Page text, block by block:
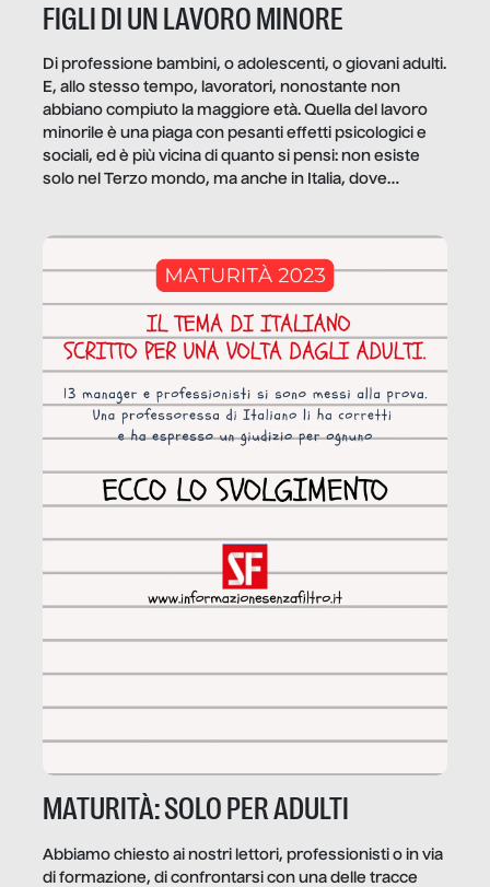
FIGLI DI UN LAVORO MINORE
Di professione bambini, o adolescenti, o giovani adulti.
E, allo stesso tempo, lavoratori, nonostante non
abbiano compiuto la maggiore età. Quella del lavoro
minorile è una piaga con pesanti effetti psicologici e
sociali, ed è più vicina di quanto si pensi: non esiste
solo nel Terzo mondo, ma anche in Italia, dove
MATURITÀ: SOLO PER ADULTI
Abbiamo chiesto ai nostri lettori, professionisti o in via
di formazione, di confrontarsi con una delle tracce